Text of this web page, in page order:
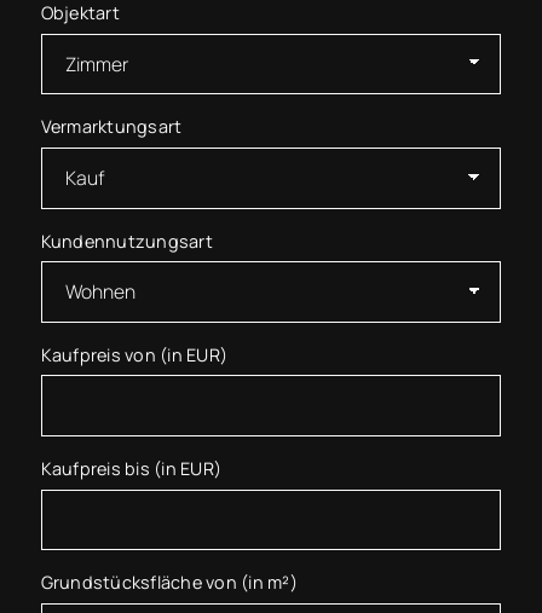
Objektart
Vermarktungsart
Kundennutzungsart
Kaufpreis von (in EUR)
Kaufpreis bis (in EUR)
Grundstücksfläche von (in m²)